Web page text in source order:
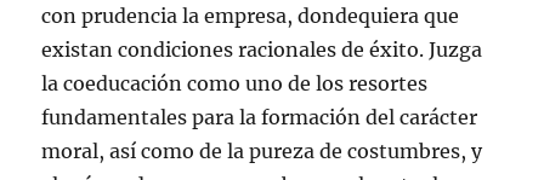
con prudencia la empresa, dondequiera que
existan condiciones racionales de éxito. Juzga
la coeducación como uno de los resortes
fundamentales para la formación del carácter
moral, así como de la pureza de costumbres, y